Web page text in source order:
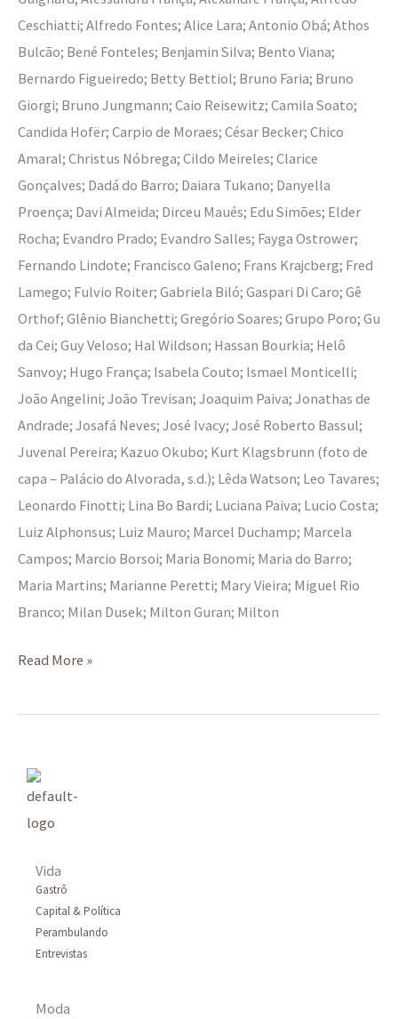
Ceschiatti; Alfredo Fontes; Alice Lara; Antonio Obá; Athos
Bulcão; Bené Fonteles; Benjamin Silva; Bento Viana;
Bernardo Figueiredo; Betty Bettiol; Bruno Faria; Bruno
Giorgi; Bruno Jungmann; Caio Reisewitz; Camila Soato;
Candida Hofër; Carpio de Moraes; César Becker; Chico
Amaral; Christus Nóbrega; Cildo Meireles; Clarice
Gonçalves; Dadá do Barro; Daiara Tukano; Danyella
Proença; Davi Almeida; Dirceu Maués; Edu Simões; Elder
Rocha; Evandro Prado; Evandro Salles; Fayga Ostrower;
Fernando Lindote; Francisco Galeno; Frans Krajcberg; Fred
Lamego; Fulvio Roiter; Gabriela Biló; Gaspari Di Caro; Gê
Orthof; Glênio Bianchetti; Gregório Soares; Grupo Poro; Gu
da Cei; Guy Veloso; Hal Wildson; Hassan Bourkia; Helô
Sanvoy; Hugo França; Isabela Couto; Ismael Monticelli;
João Angelini; João Trevisan; Joaquim Paiva; Jonathas de
Andrade; Josafá Neves; José Ivacy; José Roberto Bassul;
Juvenal Pereira; Kazuo Okubo; Kurt Klagsbrunn (foto de
capa – Palácio do Alvorada, s.d.); Lêda Watson; Leo Tavares;
Leonardo Finotti; Lina Bo Bardi; Luciana Paiva; Lucio Costa;
Luiz Alphonsus; Luiz Mauro; Marcel Duchamp; Marcela
Campos; Marcio Borsoi; Maria Bonomi; Maria do Barro;
Maria Martins; Marianne Peretti; Mary Vieira; Miguel Rio
Branco; Milan Dusek; Milton Guran; Milton
Read More »
Vida
Gastrô
Capital & Política
Perambulando
Entrevistas
Moda